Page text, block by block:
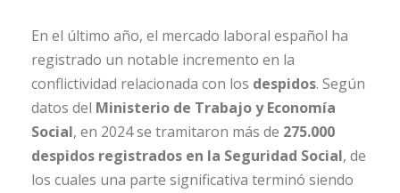
En el último año, el mercado laboral español ha
registrado un notable incremento en la
conflictividad relacionada con los despidos. Según
datos del Ministerio de Trabajo y Economía
Social, en 2024 se tramitaron más de 275.000
despidos registrados en la Seguridad Social, de
los cuales una parte significativa terminó siendo